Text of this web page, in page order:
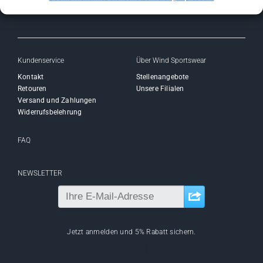
Kundenservice
Kontakt
Retouren
Versand und Zahlungen
Widerrufsbelehrung
Über Wind Sportswear
Stellenangebote
Unsere Filialen
FAQ
NEWSLETTER
Jetzt anmelden und 5% Rabatt sichern.